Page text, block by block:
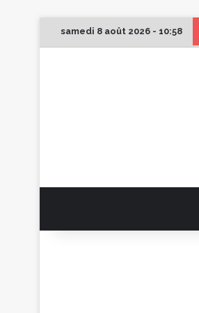
samedi 8 août 2026 - 10:58